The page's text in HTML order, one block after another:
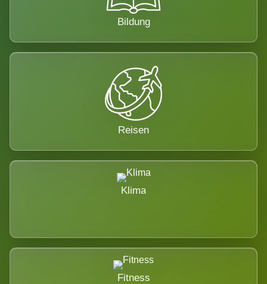
Bildung
Reisen
Klima
Fitness